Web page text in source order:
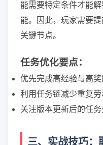
能需要特定条件才能
能。因此，玩家需要
关键节点。
任务优化要点：
优先完成高经验与高
利用任务链减少重复劳
关注版本更新后的任务
三、实战技巧：